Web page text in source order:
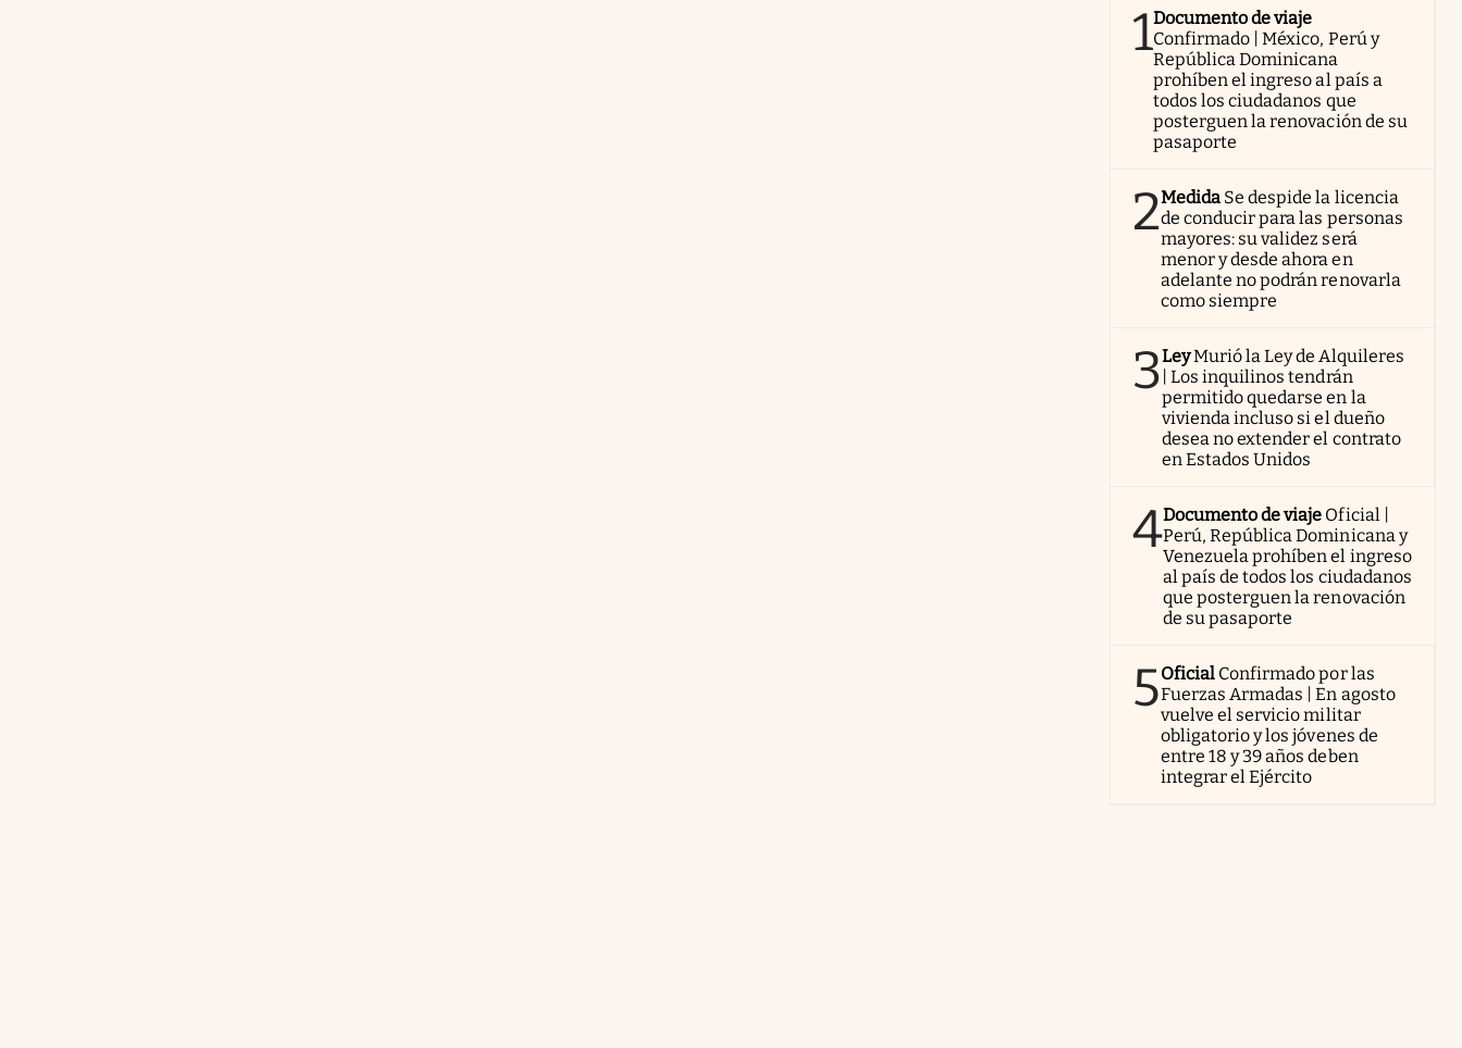
1Documento de viaje
Confirmado | México, Perú y
República Dominicana
prohíben el ingreso al país a
todos los ciudadanos que
posterguen la renovación de su
pasaporte
2Medida Se despide la licencia
de conducir para las personas
mayores: su validez será
menor y desde ahora en
adelante no podrán renovarla
como siempre
3LeyMurió la Ley de Alquileres
| Los inquilinos tendrán
permitido quedarse en la
vivienda incluso si el dueño
desea no extender el contrato
en Estados Unidos
4Documento de viaje Oficial |
Perú, República Dominicana y
Venezuela prohíben el ingreso
al país de todos los ciudadanos
que posterguen la renovación
de su pasaporte
5Oficial Confirmado por las
Fuerzas Armadas | En agosto
vuelve el servicio militar
obligatorio y los jóvenes de
entre 18 y 39 años deben
integrar el Ejército